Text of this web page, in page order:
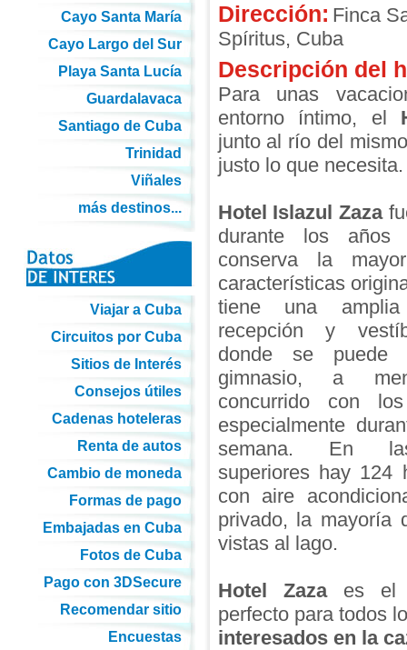
Dirección: Finca
Spíritus, Cuba
Descripción del
Para unas
entorno íntimo, el
junto al río del
justo lo que necesita.
Hotel Islazul Zaza
durante los
conserva la
características
tiene una
recepción y
donde se puede
gimnasio, a
concurrido con
especialmente
semana. En
superiores hay 124
con aire
privado, la mayoría
vistas al lago.
Hotel Zazaes el
perfecto para todos
interesados en la
Cayo Santa María
Cayo Largo del Sur
Playa Santa Lucía
Guardalavaca
Santiago de Cuba
Trinidad
Viñales
más destinos...
Viajar a Cuba
Circuitos por Cuba
Sitios de Interés
Consejos útiles
Cadenas hoteleras
Renta de autos
Cambio de moneda
Formas de pago
Embajadas en Cuba
Fotos de Cuba
Pago con 3DSecure
Recomendar sitio
Encuestas